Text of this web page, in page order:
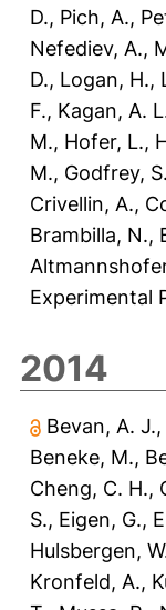
D., Pich, A.,
Nefediev, A.,
D., Logan, H.,
F., Kagan, A.
M., Hofer, L.,
M., Godfrey, S.
Crivellin, A.,
Brambilla, N.,
Experimental
2014
Bevan, A. J.,
Beneke, M.,
Cheng, C. H.,
S., Eigen, G.,
Hulsbergen,
Kronfeld, A.,